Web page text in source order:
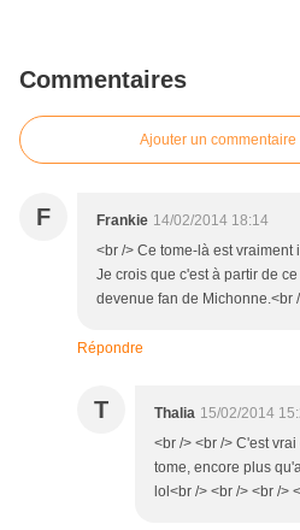
Commentaires
Ajouter un commentaire
F Frankie 14/02/2014 18:14
<br /> Ce tome-là est
Je crois que c'est à partir de
devenue fan de Michonne.<br
Répondre
T Thalia 15/02/2014
<br /> <br /> C'est
tome, encore plus
lol<br /> <br /> <br />